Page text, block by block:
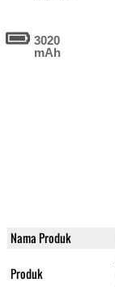
3020
mAh
Nama Produk
Produk